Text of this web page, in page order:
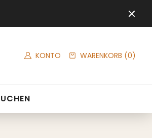
KONTO WARENKORB (0)